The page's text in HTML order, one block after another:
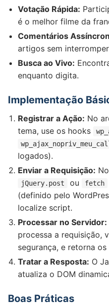
Votação Rápida:
é o melhor filme da
Comentários
artigos sem
Busca ao Vivo:
enquanto digita.
Implementação
Registrar a Ação: No
tema, use os hooks
logados).
Enviar a Requisição:
jQuery.post ou fetch
(definido pelo
localize script.
Processar no Servidor:
processa a requisição,
segurança, e retorna
Tratar a Resposta: O
atualiza o DOM
Boas Práticas